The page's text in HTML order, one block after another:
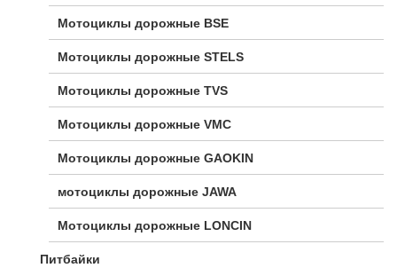
Мотоциклы дорожные BSE
Мотоциклы дорожные STELS
Мотоциклы дорожные TVS
Мотоциклы дорожные VMC
Мотоциклы дорожные GAOKIN
мотоциклы дорожные JAWA
Мотоциклы дорожные LONCIN
Питбайки